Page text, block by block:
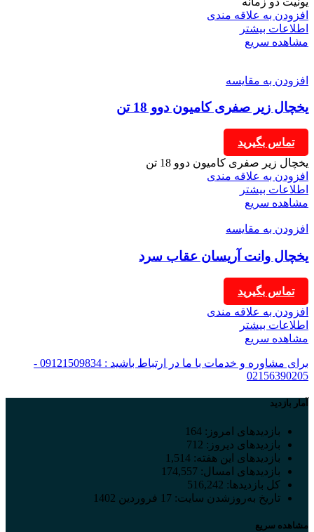
افزودن به علاقه مندی
اطلاعات بیشتر
مشاهده سریع
افزودن به مقایسه
یخچال زیر صفری کامیون دوو 18 تن
تماس بگیرید
یخچال زیر صفری کامیون دوو 18 تن
افزودن به علاقه مندی
اطلاعات بیشتر
مشاهده سریع
افزودن به مقایسه
یخچال وانت آریسان عقاب سرد
تماس بگیرید
افزودن به علاقه مندی
اطلاعات بیشتر
مشاهده سریع
برای مشاوره و خدمات با ما در ارتباط باشید : 09121509834 -
02156390205
آمار بازدید
بازدیدهای امروز: 164
بازدیدهای دیروز: 712
بازدیدهای این هفته: 1,514
بازدیدهای امسال: 174,557
کل بازدیدها: 516,242
تاریخ به‌روزشدن سایت: 17 فروردین 1402
مشاهده سریع